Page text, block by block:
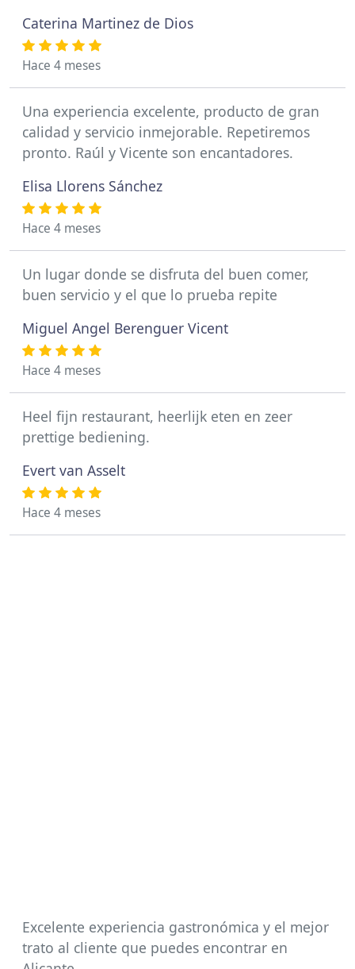
Caterina Martinez de Dios
Hace 4 meses
Una experiencia excelente, producto de gran
calidad y servicio inmejorable. Repetiremos
pronto. Raúl y Vicente son encantadores.
Elisa Llorens Sánchez
Hace 4 meses
Un lugar donde se disfruta del buen comer,
buen servicio y el que lo prueba repite
Miguel Angel Berenguer Vicent
Hace 4 meses
Heel fijn restaurant, heerlijk eten en zeer
prettige bediening.
Evert van Asselt
Hace 4 meses
Excelente experiencia gastronómica y el mejor
trato al cliente que puedes encontrar en